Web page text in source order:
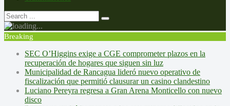
Breaking
SEC O’Higgins exige a CGE comprometer plazos en la
recuperación de hogares que siguen sin luz
Municipalidad de Rancagua lideró nuevo operativo de
fiscalización que permitió clausurar un casino clandestino
Luciano Pereyra regresa a Gran Arena Monticello con nuevo
disco